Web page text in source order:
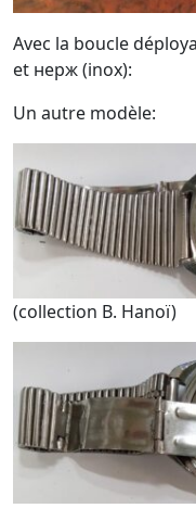
Avec la boucle
et нерж (inox):
Un autre modèle:
(collection B. Hanoï)